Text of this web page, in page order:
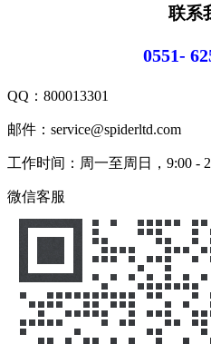
联系
0551-
QQ： 800013301
邮件：service@spiderltd.com
工作时间：周一至周日，9:00 -
微信客服